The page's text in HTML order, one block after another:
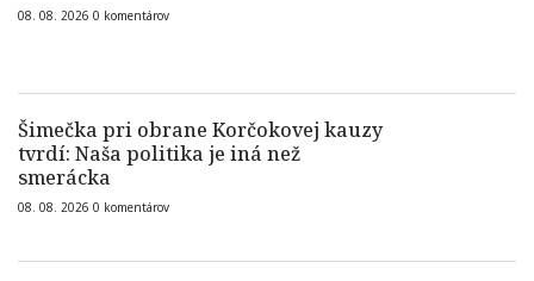
08. 08. 2026 0 komentárov
Šimečka pri obrane Korčokovej kauzy
tvrdí: Naša politika je iná než
smerácka
08. 08. 2026 0 komentárov